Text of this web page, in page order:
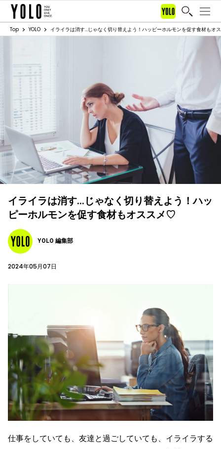
Top YOLO イライラは消す…じゃなく切り替えよう！ハッピーホルモンを促す食材もオ
イライラは消す…じゃなく切り替えよう！ハッ
ピーホルモンを促す食材もオススメ♡
YOLO 編集部
2024年05月07日
仕事をしていても、友達と過ごしていても、イライラする